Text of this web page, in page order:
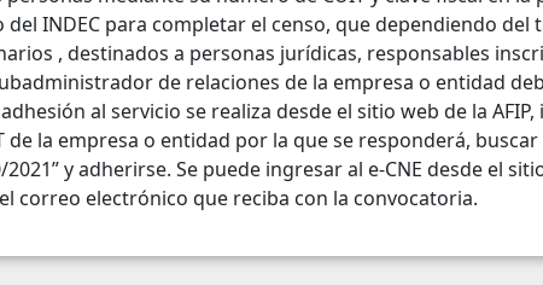
Energia / Servicios
Turismo
Patentamiento del Automotor
INDEC para completar el censo, que dependiendo del
, destinados a personas jurídicas, responsables
de relaciones de la empresa o entidad
al servicio se realiza desde el sitio web de la
de la empresa o entidad por la que se responderá,
2021” y adherirse. Se puede ingresar al e-CNE desde el
correo electrónico que reciba con la convocatoria.